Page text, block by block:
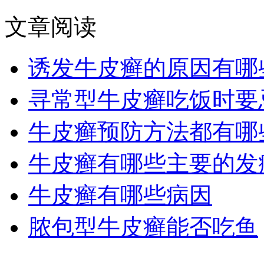
文章阅读
诱发牛皮癣的原因有哪
寻常型牛皮癣吃饭时
牛皮癣预防方法都有哪
牛皮癣有哪些主要的
牛皮癣有哪些病因
脓包型牛皮癣能否吃鱼